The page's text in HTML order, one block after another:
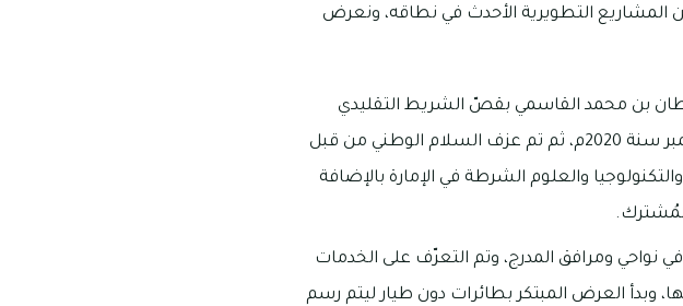
من المشاريع التطويرية الأحدث في نطاقه، ونعرض
بن محمد القاسمي بقصّ الشريط التقليدي
كإعلان عن افتتاح تلك الوجهة في اليوم الرابع عشر بشهر ديسمبر سنة 2020م، ثم تم عزف السلام الوطني من قبل
والعلوم الشرطة في الإمارة بالإضافة
نواحي ومرافق المدرج، وتم التعرّف على الخدمات
وبدأ العرض المبتكر بطائرات دون طيار ليتم رسم